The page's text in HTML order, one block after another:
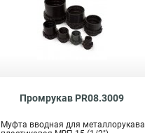
Промрукав PR08.3009
Муфта вводная для металлорукава